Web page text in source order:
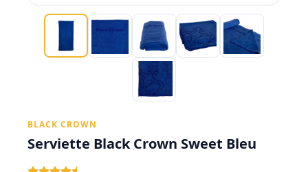
BLACK CROWN
Serviette Black Crown Sweet Bleu